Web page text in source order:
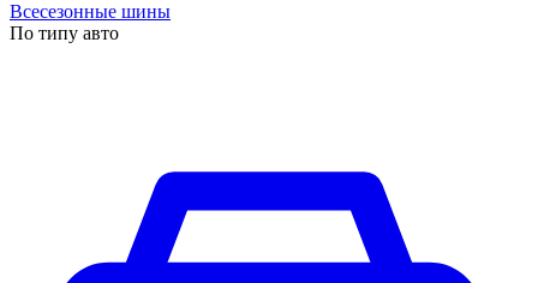
Всесезонные шины
По типу авто